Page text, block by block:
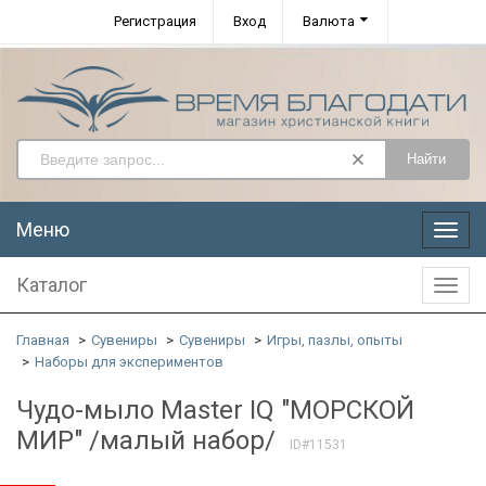
Регистрация Вход Валюта
Найти
Меню
Меню
Каталог
Главная Сувениры Сувениры
Игры, пазлы, опыты
Наборы для экспериментов
Чудо-мыло Master IQ "МОРСКОЙ
МИР" /малый набор/
ID#11531